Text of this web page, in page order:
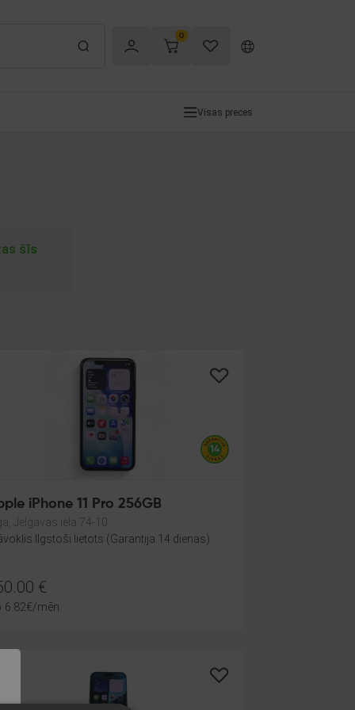
0
Visas preces
šīs
iPhone 11 Pro 256GB
Jelgavas iela 74-10
Ilgstoši lietots (Garantija 14 dienas)
€
6.82€/mēn.